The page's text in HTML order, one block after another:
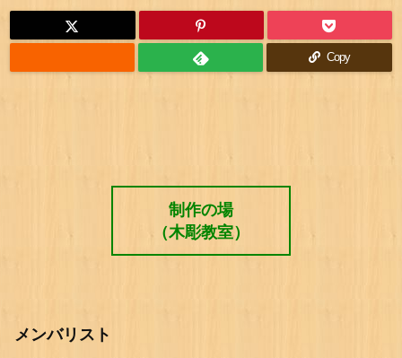
Copy
制作の場
（木彫教室）
メンバリスト